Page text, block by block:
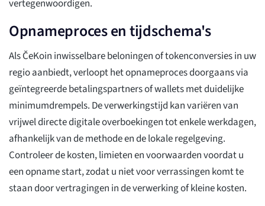
vertegenwoordigen.
Opnameproces en tijdschema's
Als ČeKoin inwisselbare beloningen of tokenconversies in uw
regio aanbiedt, verloopt het opnameproces doorgaans via
geïntegreerde betalingspartners of wallets met duidelijke
minimumdrempels. De verwerkingstijd kan variëren van
vrijwel directe digitale overboekingen tot enkele werkdagen,
afhankelijk van de methode en de lokale regelgeving.
Controleer de kosten, limieten en voorwaarden voordat u
een opname start, zodat u niet voor verrassingen komt te
staan door vertragingen in de verwerking of kleine kosten.